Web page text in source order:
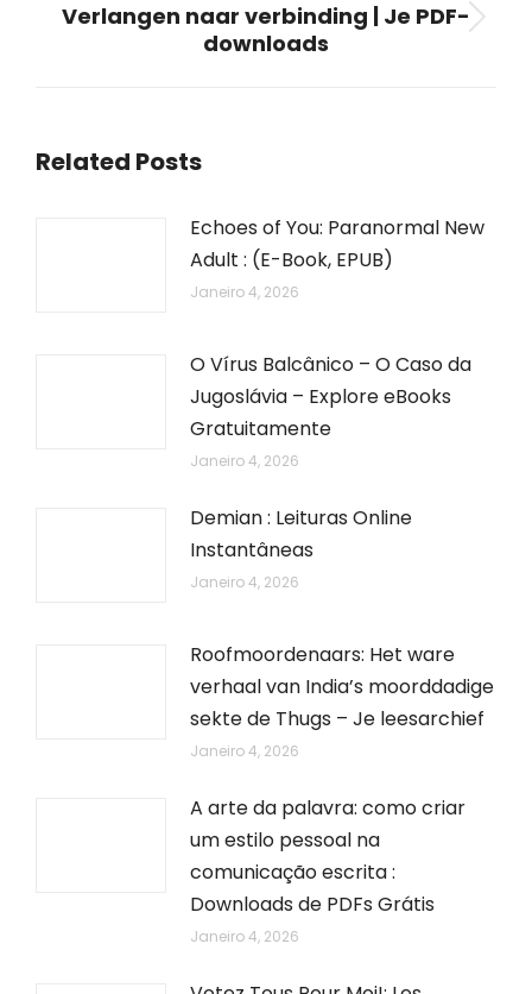
Next
Verlangen naar verbinding | Je PDF-
downloads
Related Posts
Echoes of You: Paranormal New
Adult : (E-Book, EPUB)
Janeiro 4, 2026
O Vírus Balcânico – O Caso da
Jugoslávia – Explore eBooks
Gratuitamente
Janeiro 4, 2026
Demian : Leituras Online
Instantâneas
Janeiro 4, 2026
Roofmoordenaars: Het ware
verhaal van India’s moorddadige
sekte de Thugs – Je leesarchief
Janeiro 4, 2026
A arte da palavra: como criar
um estilo pessoal na
comunicação escrita :
Downloads de PDFs Grátis
Janeiro 4, 2026